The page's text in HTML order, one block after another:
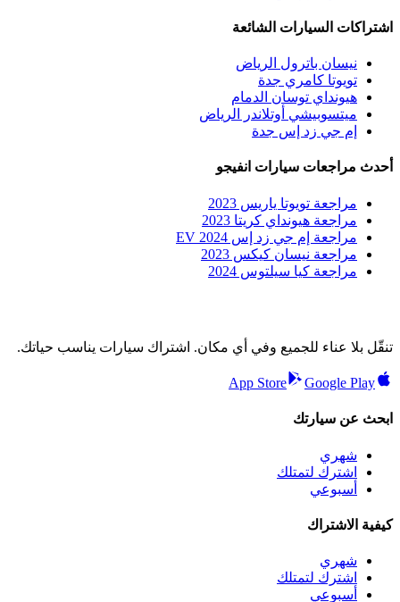
اشتراكات السيارات الشائعة
نيسان باترول الرياض
تويوتا كامري جدة
هيونداي توسان الدمام
ميتسوبيشي أوتلاندر الرياض
إم جي زد إس جدة
أحدث مراجعات سيارات انفيجو
مراجعة تويوتا ياريس 2023
مراجعة هيونداي كريتا 2023
مراجعة إم جي زد إس EV 2024
مراجعة نيسان كيكس 2023
مراجعة كيا سيلتوس 2024
تنقّل بلا عناء للجميع وفي أي مكان. اشتراك سيارات يناسب حياتك.
App Store Google Play
ابحث عن سيارتك
شهري
اشترك لتمتلك
أسبوعي
كيفية الاشتراك
شهري
اشترك لتمتلك
أسبوعي